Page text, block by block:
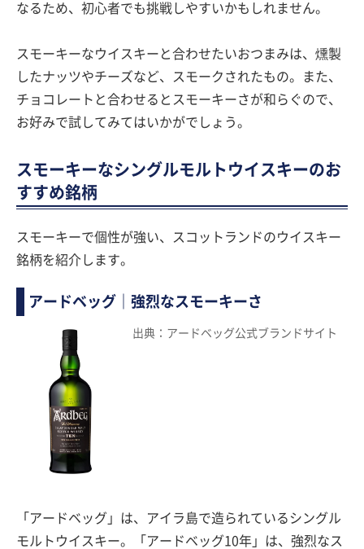
なるため、初心者でも挑戦しやすいかもしれません。
スモーキーなウイスキーと合わせたいおつまみは、燻製
したナッツやチーズなど、スモークされたもの。また、
チョコレートと合わせるとスモーキーさが和らぐので、
お好みで試してみてはいかがでしょう。
スモーキーなシングルモルトウイスキーのお
すすめ銘柄
スモーキーで個性が強い、スコットランドのウイスキー
銘柄を紹介します。
アードベッグ｜強烈なスモーキーさ
出典：アードベッグ公式ブランドサイト
「アードベッグ」は、アイラ島で造られているシングル
モルトウイスキー。「アードベッグ10年」は、強烈なス